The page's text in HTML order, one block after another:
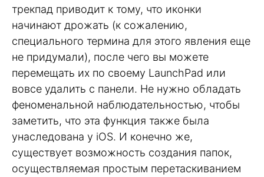
трекпад приводит к тому, что иконки
начинают дрожать (к сожалению,
специального термина для этого явления еще
не придумали), после чего вы можете
перемещать их по своему LaunchPad или
вовсе удалить с панели. Не нужно обладать
феноменальной наблюдательностью, чтобы
заметить, что эта функция также была
унаследована у iOS. И конечно же,
существует возможность создания папок,
осуществляемая простым перетаскиванием